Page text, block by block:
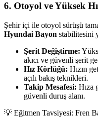
6. Otoyol ve Yüksek
Şehir içi ile otoyol sürüşü
Hyundai Bayon stabilitesini
Şerit Değiştirme:
akıcı ve güvenli şerit
Hız Körlüğü: Hızın
açılı bakış teknikleri.
Takip Mesafesi: Hıza
güvenli duruş alanı.
💡 Eğitmen Tavsiyesi: Fren